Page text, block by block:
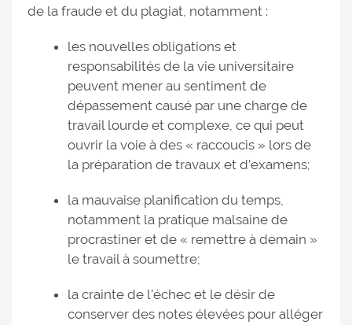
de la fraude et du plagiat, notamment :
les nouvelles obligations et
responsabilités de la vie universitaire
peuvent mener au sentiment de
dépassement causé par une charge de
travail lourde et complexe, ce qui peut
ouvrir la voie à des « raccoucis » lors de
la préparation de travaux et d’examens;
la mauvaise planification du temps,
notamment la pratique malsaine de
procrastiner et de « remettre à demain »
le travail à soumettre;
la crainte de l'échec et le désir de
conserver des notes élevées pour alléger